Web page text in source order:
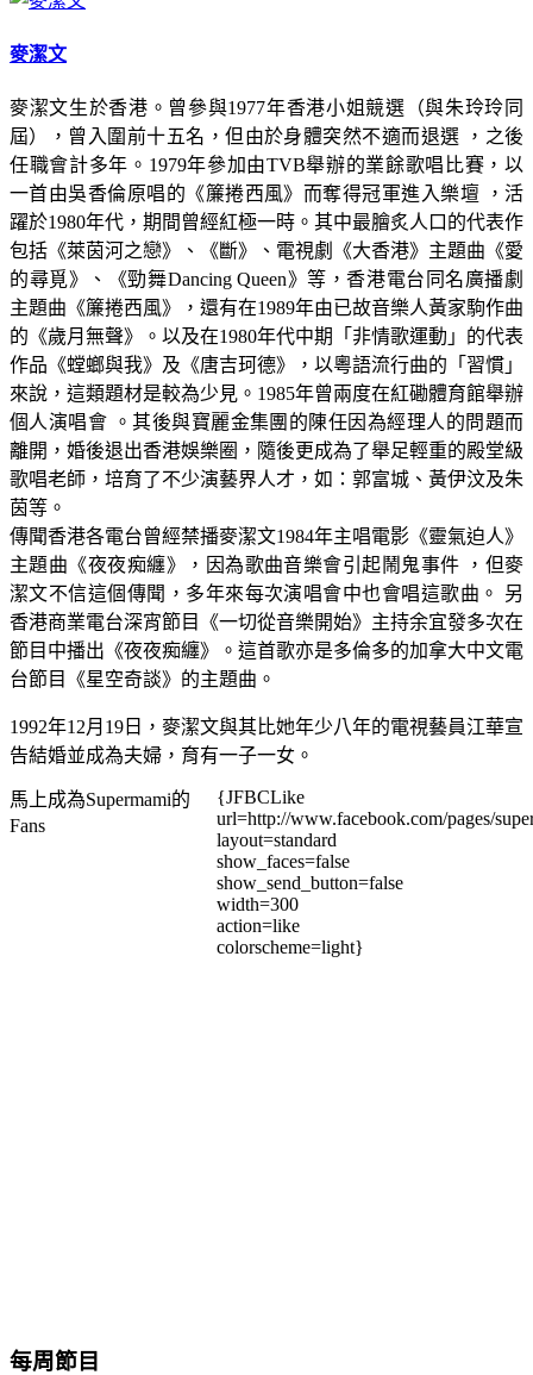
麥潔文
麥潔文生於香港。曾參與1977年香港小姐競選（與朱玲玲同
屆），曾入圍前十五名，但由於身體突然不適而退選 ，之後
任職會計多年。1979年參加由TVB舉辦的業餘歌唱比賽，以
一首由吳香倫原唱的《簾捲西風》而奪得冠軍進入樂壇 ，活
躍於1980年代，期間曾經紅極一時。其中最膾炙人口的代表作
包括《萊茵河之戀》、《斷》、電視劇《大香港》主題曲《愛
的尋覓》、《勁舞Dancing Queen》等，香港電台同名廣播劇
主題曲《簾捲西風》，還有在1989年由已故音樂人黃家駒作曲
的《歲月無聲》。以及在1980年代中期「非情歌運動」的代表
作品《螳螂與我》及《唐吉珂德》，以粵語流行曲的「習慣」
來說，這類題材是較為少見。1985年曾兩度在紅磡體育館舉辦
個人演唱會 。其後與寶麗金集團的陳任因為經理人的問題而
離開，婚後退出香港娛樂圈，隨後更成為了舉足輕重的殿堂級
歌唱老師，培育了不少演藝界人才，如：郭富城、黃伊汶及朱
茵等。
傳聞香港各電台曾經禁播麥潔文1984年主唱電影《靈氣迫人》
主題曲《夜夜痴纏》，因為歌曲音樂會引起鬧鬼事件 ，但麥
潔文不信這個傳聞，多年來每次演唱會中也會唱這歌曲。 另
香港商業電台深宵節目《一切從音樂開始》主持余宜發多次在
節目中播出《夜夜痴纏》。這首歌亦是多倫多的加拿大中文電
台節目《星空奇談》的主題曲。
1992年12月19日，麥潔文與其比她年少八年的電視藝員江華宣
告結婚並成為夫婦，育有一子一女。
馬上成為Supermami的
Fans
{JFBCLike
url=http://www.facebook.com/pages/
layout=standard
show_faces=false
show_send_button=false
width=300
action=like
colorscheme=light}
每周節目